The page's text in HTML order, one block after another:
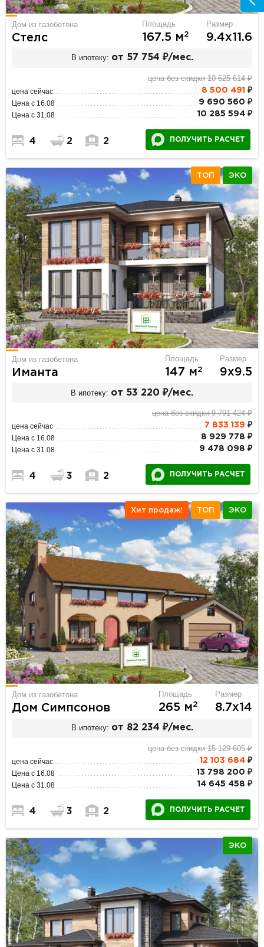
Дом из газобетона
Стелс
Площадь
167.5 м2
Размер
9.4х11.6
В ипотеку: от 57 754 ₽/мес.
цена без скидки 10 625 614 ₽
цена сейчас 8 500 491 ₽
Цена с 16.08 9 690 560 ₽
Цена с 31.08 10 285 594 ₽
4 2 2 ПОЛУЧИТЬ РАСЧЕТ
ТОП ЭКО
Дом из газобетона
Иманта
Площадь
147 м2
Размер
9х9.5
В ипотеку: от 53 220 ₽/мес.
цена без скидки 9 791 424 ₽
цена сейчас 7 833 139 ₽
Цена с 16.08 8 929 778 ₽
Цена с 31.08 9 478 098 ₽
4 3 2 ПОЛУЧИТЬ РАСЧЕТ
Хит продаж! ТОП ЭКО
Дом из газобетона
Дом Симпсонов
Площадь
265 м2
Размер
8.7х14
В ипотеку: от 82 234 ₽/мес.
цена без скидки 15 129 605 ₽
цена сейчас 12 103 684₽
Цена с 16.08 13 798 200 ₽
Цена с 31.08 14 645 458 ₽
4 3 2 ПОЛУЧИТЬ РАСЧЕТ
ЭКО